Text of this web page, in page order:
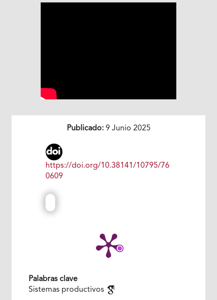
Publicado:9 Junio 2025
https://doi.org/10.38141/10795/76
0609
Palabras clave
Sistemas productivos